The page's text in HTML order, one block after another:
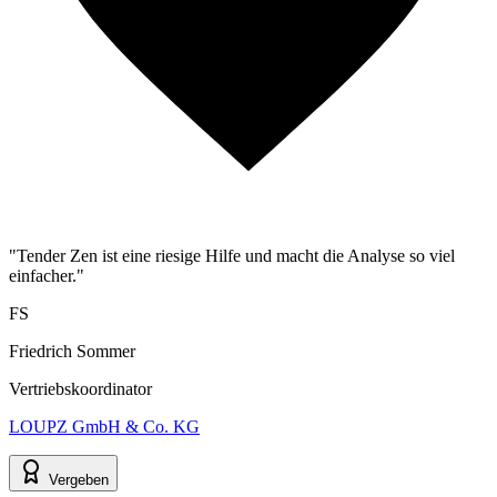
"Tender Zen ist eine riesige Hilfe und macht die Analyse so viel
einfacher."
FS
Friedrich Sommer
Vertriebskoordinator
LOUPZ GmbH & Co. KG
Vergeben